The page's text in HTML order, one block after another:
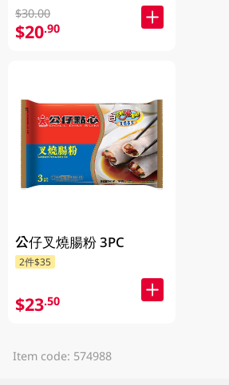
$30.00
$20.90
公仔叉燒腸粉 3PC
2件$35
$23.50
Item code: 574988